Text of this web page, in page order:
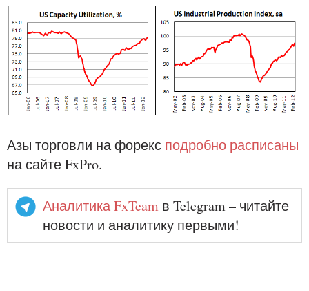
Азы торговли на форекс подробно расписаны
на сайте FxPro.
Аналитика FxTeam в Telegram – читайте
новости и аналитику первыми!